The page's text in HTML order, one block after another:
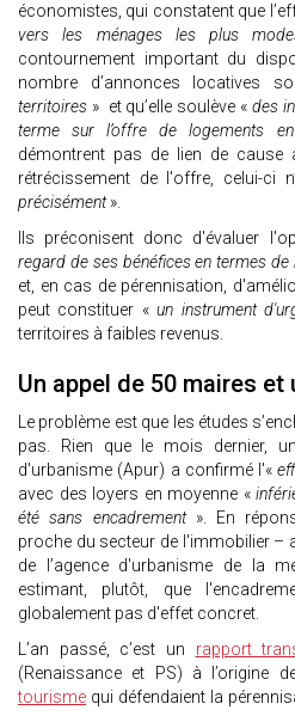
économistes, qui constatent que
vers les ménages les plus
contournement important du
nombre d’annonces locatives
territoires » et qu’elle soulève « des
terme sur l’offre de logements
démontrent pas de lien de cause
rétrécissement de l'offre, celui-ci
précisément».
Ils préconisent donc d'évaluer
regard de ses bénéfices en termes
et, en cas de pérennisation,
peut constituer «un instrument
territoires à faibles revenus.
Un appel de 50 maires et
Le problème est que les études
pas. Rien que le mois dernier,
d'urbanisme (Apur) a confirmé l'«
avec des loyers en moyenne «
été sans encadrement». En
proche du secteur de l'immobilier –
de l’agence d'urbanisme de la
estimant, plutôt, que
globalement pas d'effet concret.
L’an passé, c’est un rapport
(Renaissance et PS) à l’origine
tourisme qui défendaient la